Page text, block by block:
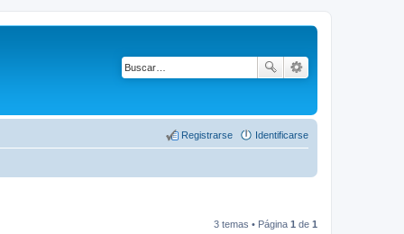
Identificarse
Registrarse
3 temas • Página 1 de 1